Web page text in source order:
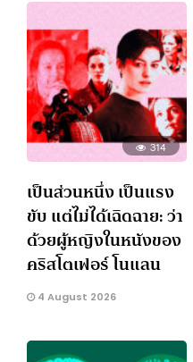
314
เป็นส่วนหนึ่ง เป็นแรง
ขับ แต่ไม่ได้เฉิดฉาย: ว่า
ด้วยผู้หญิงในหนังของ
คริสโตเฟอร์ โนแลน
4 August 2026